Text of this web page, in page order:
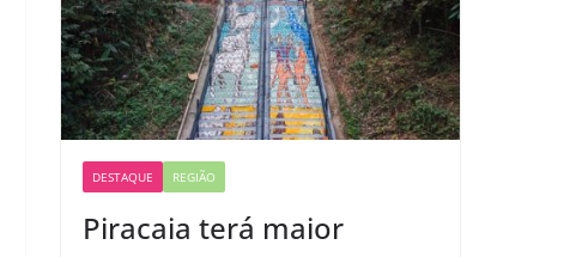
DESTAQUE REGIÃO
Piracaia terá maior